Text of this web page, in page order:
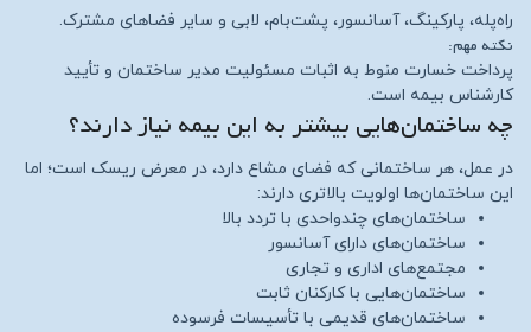
راه‌پله، پارکینگ، آسانسور، پشت‌بام، لابی و سایر فضاهای مشترک.
نکته مهم:
پرداخت خسارت منوط به اثبات مسئولیت مدیر ساختمان و تأیید
کارشناس بیمه است.
چه ساختمان‌هایی بیشتر به این بیمه نیاز دارند؟
در عمل، هر ساختمانی که فضای مشاع دارد، در معرض ریسک است؛ اما
این ساختمان‌ها اولویت بالاتری دارند:
ساختمان‌های چندواحدی با تردد بالا
ساختمان‌های دارای آسانسور
مجتمع‌های اداری و تجاری
ساختمان‌هایی با کارکنان ثابت
ساختمان‌های قدیمی با تأسیسات فرسوده